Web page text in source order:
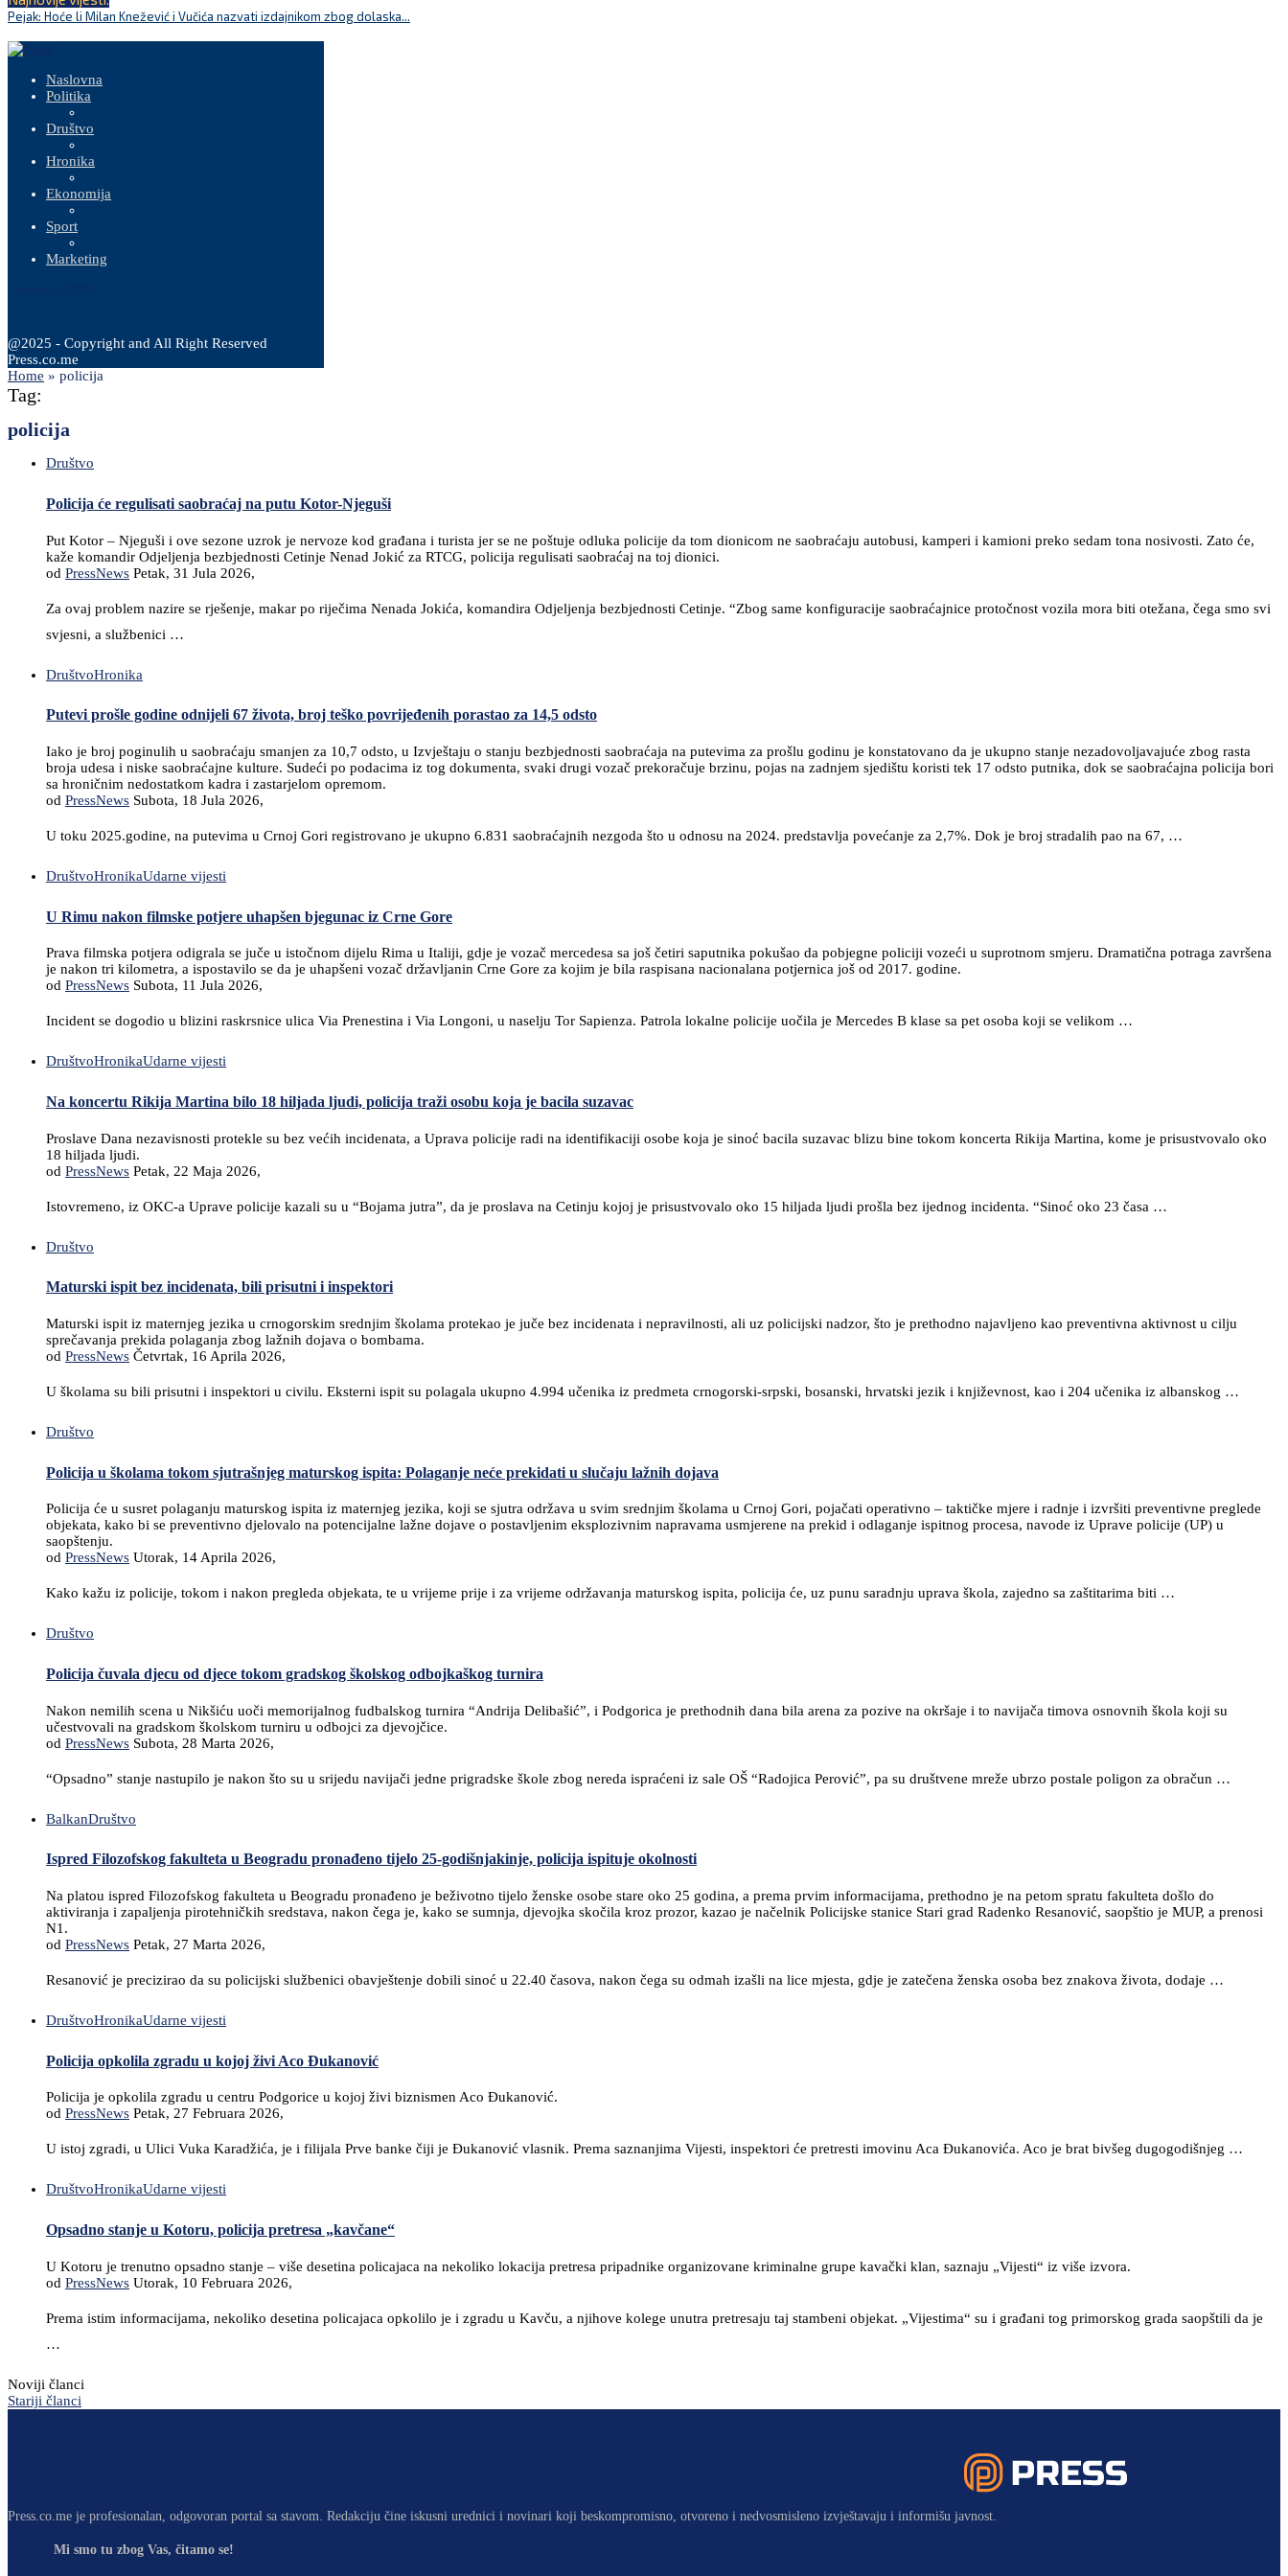
Pejak: Hoće li Milan Knežević i Vučića nazvati izdajnikom zbog dolaska...
Naslovna
Politika
Društvo
Hronika
Ekonomija
Sport
Marketing
@2025 - Copyright and All Right Reserved
Press.co.me
Home » policija
Tag:
policija
Društvo
Policija će regulisati saobraćaj na putu Kotor-Njeguši
Put Kotor – Njeguši i ove sezone uzrok je nervoze kod građana i turista jer se ne poštuje odluka policije da tom dionicom ne saobraćaju autobusi, kamperi i kamioni preko sedam tona nosivosti. Zato će,
kaže komandir Odjeljenja bezbjednosti Cetinje Nenad Jokić za RTCG, policija regulisati saobraćaj na toj dionici.
od PressNews Petak, 31 Jula 2026,
Za ovaj problem nazire se rješenje, makar po riječima Nenada Jokića, komandira Odjeljenja bezbjednosti Cetinje. “Zbog same konfiguracije saobraćajnice protočnost vozila mora biti otežana, čega smo svi
svjesni, a službenici …
DruštvoHronika
Putevi prošle godine odnijeli 67 života, broj teško povrijeđenih porastao za 14,5 odsto
Iako je broj poginulih u saobraćaju smanjen za 10,7 odsto, u Izvještaju o stanju bezbjednosti saobraćaja na putevima za prošlu godinu je konstatovano da je ukupno stanje nezadovoljavajuće zbog rasta
broja udesa i niske saobraćajne kulture. Sudeći po podacima iz tog dokumenta, svaki drugi vozač prekoračuje brzinu, pojas na zadnjem sjedištu koristi tek 17 odsto putnika, dok se saobraćajna policija bori
sa hroničnim nedostatkom kadra i zastarjelom opremom.
od PressNews Subota, 18 Jula 2026,
U toku 2025.godine, na putevima u Crnoj Gori registrovano je ukupno 6.831 saobraćajnih nezgoda što u odnosu na 2024. predstavlja povećanje za 2,7%. Dok je broj stradalih pao na 67, …
DruštvoHronikaUdarne vijesti
U Rimu nakon filmske potjere uhapšen bjegunac iz Crne Gore
Prava filmska potjera odigrala se juče u istočnom dijelu Rima u Italiji, gdje je vozač mercedesa sa još četiri saputnika pokušao da pobjegne policiji vozeći u suprotnom smjeru. Dramatična potraga završena
je nakon tri kilometra, a ispostavilo se da je uhapšeni vozač državljanin Crne Gore za kojim je bila raspisana nacionalana potjernica još od 2017. godine.
od PressNews Subota, 11 Jula 2026,
Incident se dogodio u blizini raskrsnice ulica Via Prenestina i Via Longoni, u naselju Tor Sapienza. Patrola lokalne policije uočila je Mercedes B klase sa pet osoba koji se velikom …
DruštvoHronikaUdarne vijesti
Na koncertu Rikija Martina bilo 18 hiljada ljudi, policija traži osobu koja je bacila suzavac
Proslave Dana nezavisnosti protekle su bez većih incidenata, a Uprava policije radi na identifikaciji osobe koja je sinoć bacila suzavac blizu bine tokom koncerta Rikija Martina, kome je prisustvovalo oko
18 hiljada ljudi.
od PressNews Petak, 22 Maja 2026,
Istovremeno, iz OKC-a Uprave policije kazali su u “Bojama jutra”, da je proslava na Cetinju kojoj je prisustvovalo oko 15 hiljada ljudi prošla bez ijednog incidenta. “Sinoć oko 23 časa …
Društvo
Maturski ispit bez incidenata, bili prisutni i inspektori
Maturski ispit iz maternjeg jezika u crnogorskim srednjim školama protekao je juče bez incidenata i nepravilnosti, ali uz policijski nadzor, što je prethodno najavljeno kao preventivna aktivnost u cilju
sprečavanja prekida polaganja zbog lažnih dojava o bombama.
od PressNews Četvrtak, 16 Aprila 2026,
U školama su bili prisutni i inspektori u civilu. Eksterni ispit su polagala ukupno 4.994 učenika iz predmeta crnogorski-srpski, bosanski, hrvatski jezik i književnost, kao i 204 učenika iz albanskog …
Društvo
Policija u školama tokom sjutrašnjeg maturskog ispita: Polaganje neće prekidati u slučaju lažnih dojava
Policija će u susret polaganju maturskog ispita iz maternjeg jezika, koji se sjutra održava u svim srednjim školama u Crnoj Gori, pojačati operativno – taktičke mjere i radnje i izvršiti preventivne preglede
objekata, kako bi se preventivno djelovalo na potencijalne lažne dojave o postavljenim eksplozivnim napravama usmjerene na prekid i odlaganje ispitnog procesa, navode iz Uprave policije (UP) u
saopštenju.
od PressNews Utorak, 14 Aprila 2026,
Kako kažu iz policije, tokom i nakon pregleda objekata, te u vrijeme prije i za vrijeme održavanja maturskog ispita, policija će, uz punu saradnju uprava škola, zajedno sa zaštitarima biti …
Društvo
Policija čuvala djecu od djece tokom gradskog školskog odbojkaškog turnira
Nakon nemilih scena u Nikšiću uoči memorijalnog fudbalskog turnira “Andrija Delibašić”, i Podgorica je prethodnih dana bila arena za pozive na okršaje i to navijača timova osnovnih škola koji su
učestvovali na gradskom školskom turniru u odbojci za djevojčice.
od PressNews Subota, 28 Marta 2026,
“Opsadno” stanje nastupilo je nakon što su u srijedu navijači jedne prigradske škole zbog nereda ispraćeni iz sale OŠ “Radojica Perović”, pa su društvene mreže ubrzo postale poligon za obračun …
BalkanDruštvo
Ispred Filozofskog fakulteta u Beogradu pronađeno tijelo 25-godišnjakinje, policija ispituje okolnosti
Na platou ispred Filozofskog fakulteta u Beogradu pronađeno je beživotno tijelo ženske osobe stare oko 25 godina, a prema prvim informacijama, prethodno je na petom spratu fakulteta došlo do
aktiviranja i zapaljenja pirotehničkih sredstava, nakon čega je, kako se sumnja, djevojka skočila kroz prozor, kazao je načelnik Policijske stanice Stari grad Radenko Resanović, saopštio je MUP, a prenosi
N1.
od PressNews Petak, 27 Marta 2026,
Resanović je precizirao da su policijski službenici obavještenje dobili sinoć u 22.40 časova, nakon čega su odmah izašli na lice mjesta, gdje je zatečena ženska osoba bez znakova života, dodaje …
DruštvoHronikaUdarne vijesti
Policija opkolila zgradu u kojoj živi Aco Đukanović
Policija je opkolila zgradu u centru Podgorice u kojoj živi biznismen Aco Đukanović.
od PressNews Petak, 27 Februara 2026,
U istoj zgradi, u Ulici Vuka Karadžića, je i filijala Prve banke čiji je Đukanović vlasnik. Prema saznanjima Vijesti, inspektori će pretresti imovinu Aca Đukanovića. Aco je brat bivšeg dugogodišnjeg …
DruštvoHronikaUdarne vijesti
Opsadno stanje u Kotoru, policija pretresa „kavčane“
U Kotoru je trenutno opsadno stanje – više desetina policajaca na nekoliko lokacija pretresa pripadnike organizovane kriminalne grupe kavački klan, saznaju „Vijesti“ iz više izvora.
od PressNews Utorak, 10 Februara 2026,
Prema istim informacijama, nekoliko desetina policajaca opkolilo je i zgradu u Kavču, a njihove kolege unutra pretresaju taj stambeni objekat. „Vijestima“ su i građani tog primorskog grada saopštili da je
…
Noviji članci
Stariji članci
Press.co.me je profesionalan, odgovoran portal sa stavom. Redakciju čine iskusni urednici i novinari koji beskompromisno, otvoreno i nedvosmisleno izvještavaju i informišu javnost.
Mi smo tu zbog Vas, čitamo se!